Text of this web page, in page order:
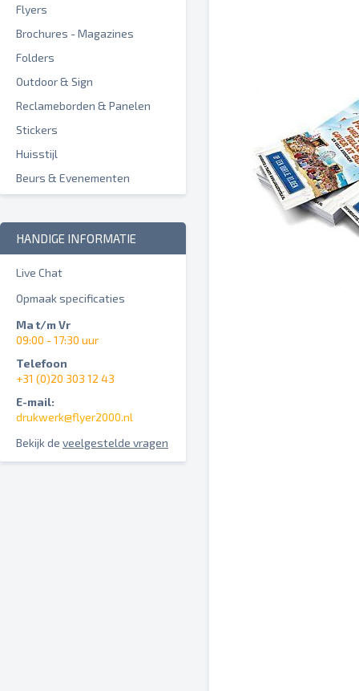
Flyers
Brochures - Magazines
Folders
Outdoor & Sign
Reclameborden & Panelen
Stickers
Huisstijl
Beurs & Evenementen
HANDIGE INFORMATIE
Live Chat
Opmaak specificaties
Ma t/m Vr
09:00 - 17:30 uur
Telefoon
+31 (0)20 303 12 43
E-mail:
drukwerk@flyer2000.nl
Bekijk de veelgestelde vragen